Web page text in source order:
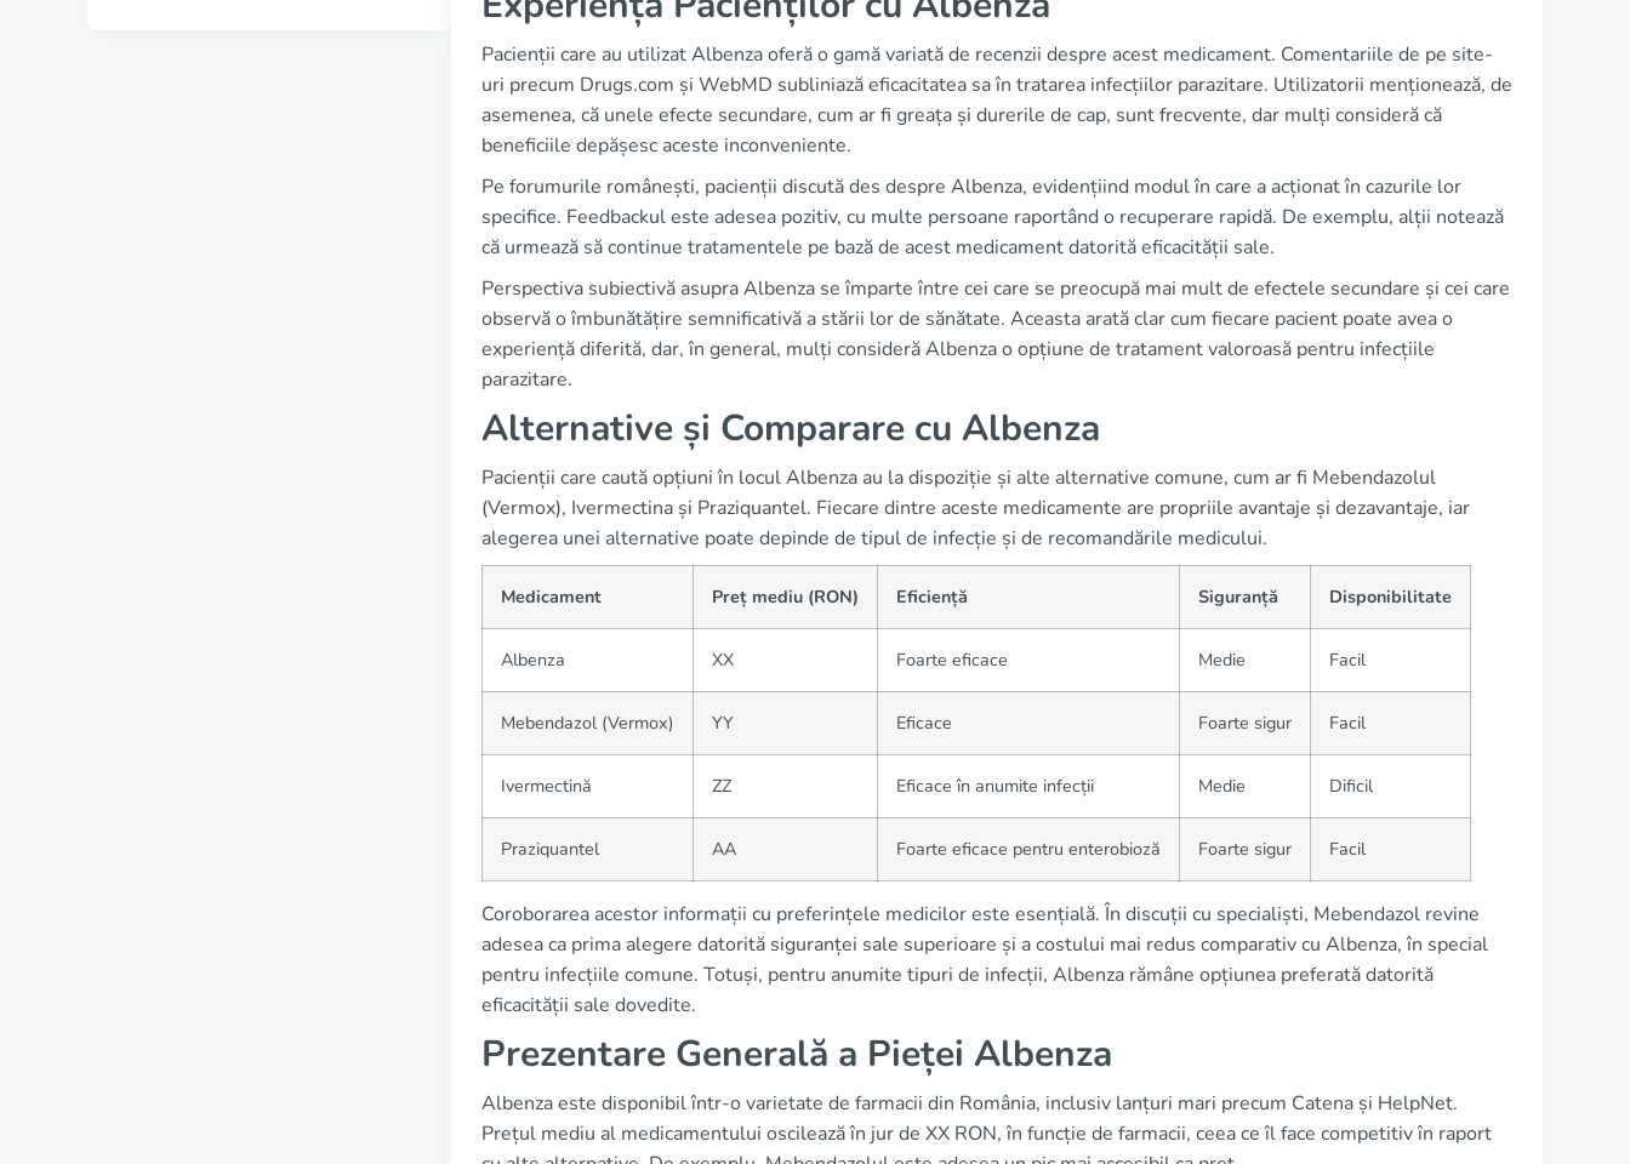
Pacienții care au utilizat Albenza oferă o gamă variată de recenzii despre acest medicament. Comentariile de pe site-
uri precum Drugs.com și WebMD subliniază eficacitatea sa în tratarea infecțiilor parazitare. Utilizatorii menționează, de
asemenea, că unele efecte secundare, cum ar fi greața și durerile de cap, sunt frecvente, dar mulți consideră că
beneficiile depășesc aceste inconveniente.
Pe forumurile românești, pacienții discută des despre Albenza, evidențiind modul în care a acționat în cazurile lor
specifice. Feedbackul este adesea pozitiv, cu multe persoane raportând o recuperare rapidă. De exemplu, alții notează
că urmează să continue tratamentele pe bază de acest medicament datorită eficacității sale.
Perspectiva subiectivă asupra Albenza se împarte între cei care se preocupă mai mult de efectele secundare și cei care
observă o îmbunătățire semnificativă a stării lor de sănătate. Aceasta arată clar cum fiecare pacient poate avea o
experiență diferită, dar, în general, mulți consideră Albenza o opțiune de tratament valoroasă pentru infecțiile
parazitare.
Alternative și Comparare cu Albenza
Pacienții care caută opțiuni în locul Albenza au la dispoziție și alte alternative comune, cum ar fi Mebendazolul
(Vermox), Ivermectina și Praziquantel. Fiecare dintre aceste medicamente are propriile avantaje și dezavantaje, iar
alegerea unei alternative poate depinde de tipul de infecție și de recomandările medicului.
Medicament Preț mediu (RON) Eficiență Siguranță Disponibilitate
Albenza XX Foarte eficace Medie Facil
Mebendazol (Vermox) YY Eficace Foarte sigur Facil
Ivermectină ZZ Eficace în anumite infecții Medie Dificil
Praziquantel AA Foarte eficace pentru enterobioză Foarte sigur Facil
Coroborarea acestor informații cu preferințele medicilor este esențială. În discuții cu specialiști, Mebendazol revine
adesea ca prima alegere datorită siguranței sale superioare și a costului mai redus comparativ cu Albenza, în special
pentru infecțiile comune. Totuși, pentru anumite tipuri de infecții, Albenza rămâne opțiunea preferată datorită
eficacității sale dovedite.
Prezentare Generală a Pieței Albenza
Albenza este disponibil într-o varietate de farmacii din România, inclusiv lanțuri mari precum Catena și HelpNet.
Prețul mediu al medicamentului oscilează în jur de XX RON, în funcție de farmacii, ceea ce îl face competitiv în raport